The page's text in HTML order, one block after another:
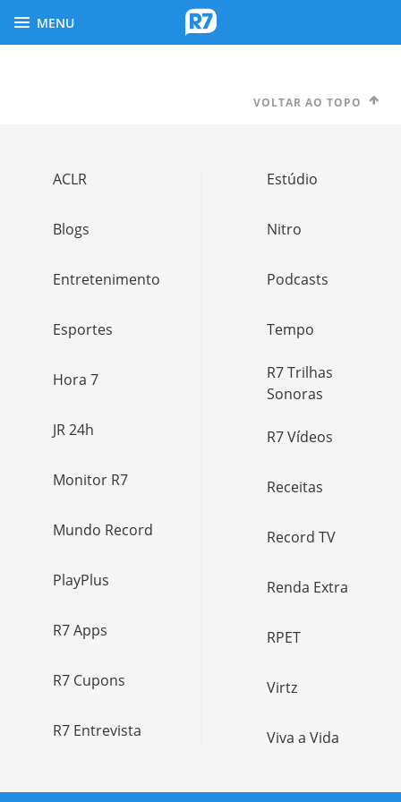
MENU
VOLTAR AO TOPO
ACLR
Blogs
Entretenimento
Esportes
Hora 7
JR 24h
Monitor R7
Mundo Record
PlayPlus
R7 Apps
R7 Cupons
R7 Entrevista
Estúdio
Nitro
Podcasts
Tempo
R7 Trilhas
Sonoras
R7 Vídeos
Receitas
Record TV
Renda Extra
RPET
Virtz
Viva a Vida